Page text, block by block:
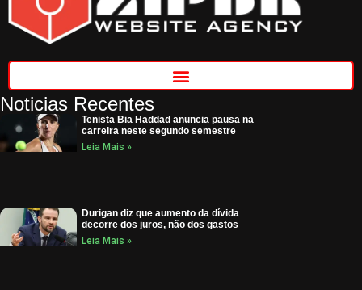
Noticias Recentes
Tenista Bia Haddad anuncia pausa na
carreira neste segundo semestre
Leia Mais »
Durigan diz que aumento da dívida
decorre dos juros, não dos gastos
Leia Mais »